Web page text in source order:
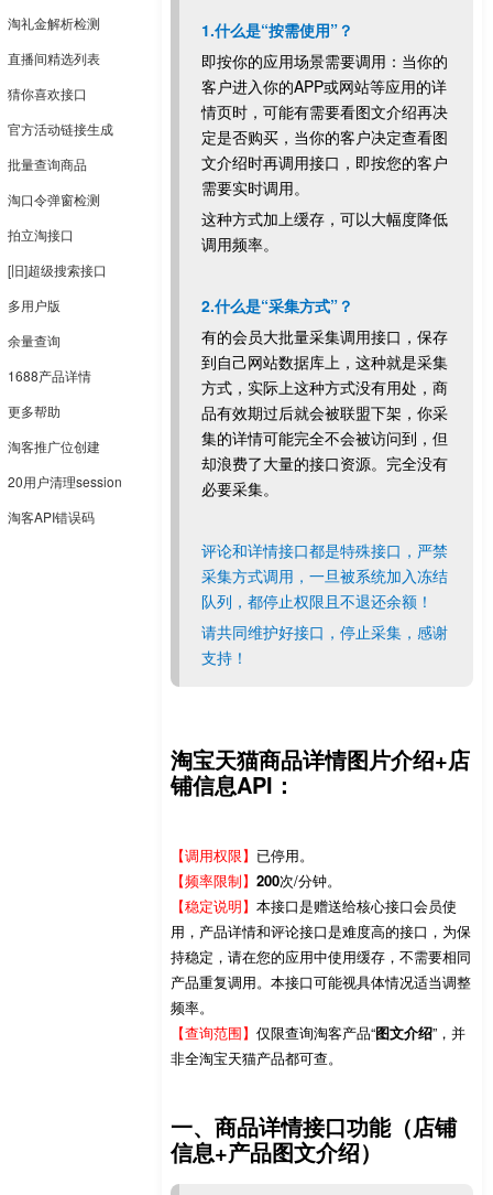
淘礼金解析检测
直播间精选列表
猜你喜欢接口
官方活动链接生成
批量查询商品
淘口令弹窗检测
拍立淘接口
[旧]超级搜索接口
多用户版
余量查询
1688产品详情
更多帮助
淘客推广位创建
20用户清理session
淘客API错误码
1.什么是“按需使用”？
即按你的应用场景需要调用：当你的
客户进入你的APP或网站等应用的详
情页时，可能有需要看图文介绍再决
定是否购买，当你的客户决定查看图
文介绍时再调用接口，即按您的客户
需要实时调用。
这种方式加上缓存，可以大幅度降低
调用频率。
2.什么是“采集方式”？
有的会员大批量采集调用接口，保存
到自己网站数据库上，这种就是采集
方式，实际上这种方式没有用处，商
品有效期过后就会被联盟下架，你采
集的详情可能完全不会被访问到，但
却浪费了大量的接口资源。完全没有
必要采集。
评论和详情接口都是特殊接口，严禁
采集方式调用，一旦被系统加入冻结
队列，都停止权限且不退还余额！
请共同维护好接口，停止采集，感谢
支持！
淘宝天猫商品详情图片介绍+店
铺信息API：
【调用权限】 已停用。
【频率限制】200次/分钟。
【稳定说明】本接口是赠送给核心接口会员使
用，产品详情和评论接口是难度高的接口，为保
持稳定，请在您的应用中使用缓存，不需要相同
产品重复调用。本接口可能视具体情况适当调整
频率。
【查询范围】仅限查询淘客产品“图文介绍”，并
非全淘宝天猫产品都可查。
一、商品详情接口功能（店铺
信息+产品图文介绍）